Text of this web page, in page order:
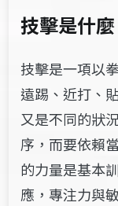
技擊是什麼
技擊是一項以
遠踢、近打、
又是不同的狀
序，而要依賴
的力量是基本
應，專注力與